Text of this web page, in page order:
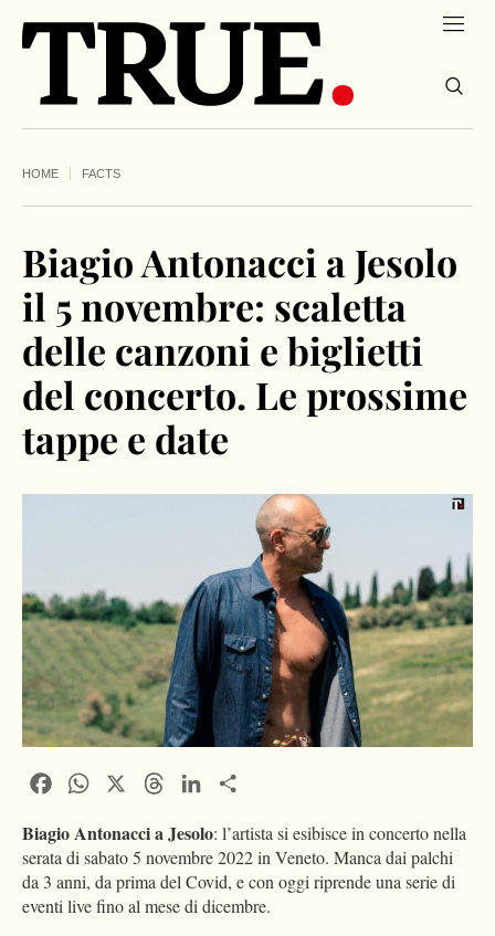
HOME FACTS
Biagio Antonacci a Jesolo
il 5 novembre: scaletta
delle canzoni e biglietti
del concerto. Le prossime
tappe e date
FacebookWhatsApp ThreadsLinkedIn
Biagio Antonacci a Jesolo: l’artista si esibisce in concerto nella
serata di sabato 5 novembre 2022 in Veneto. Manca dai palchi
da 3 anni, da prima del Covid, e con oggi riprende una serie di
eventi live fino al mese di dicembre.